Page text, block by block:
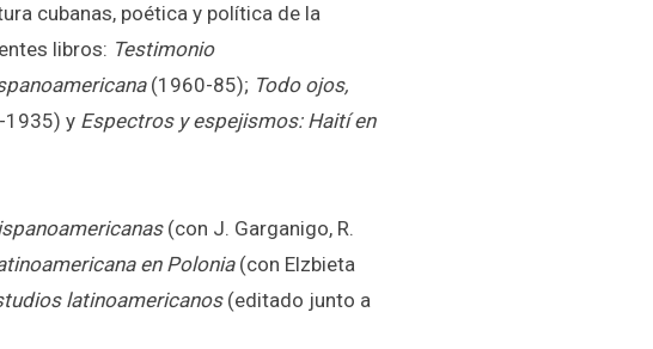
cubanas, poética y política de la
libros: Testimonio
(1960-85); Todo ojos,
1935) y Espectros y espejismos: Haití en
(con J. Garganigo, R.
en Polonia(con Elzbieta
latinoamericanos(editado junto a